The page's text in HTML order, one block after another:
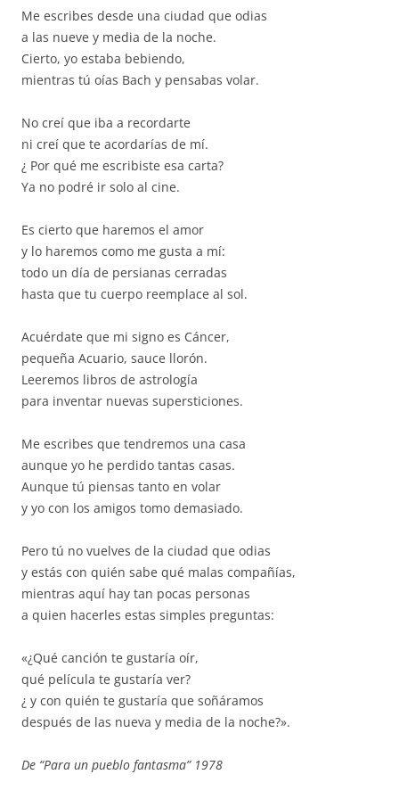
Me escribes desde una ciudad que odias
a las nueve y media de la noche.
Cierto, yo estaba bebiendo,
mientras tú oías Bach y pensabas volar.
No creí que iba a recordarte
ni creí que te acordarías de mí.
¿ Por qué me escribiste esa carta?
Ya no podré ir solo al cine.
Es cierto que haremos el amor
y lo haremos como me gusta a mí:
todo un día de persianas cerradas
hasta que tu cuerpo reemplace al sol.
Acuérdate que mi signo es Cáncer,
pequeña Acuario, sauce llorón.
Leeremos libros de astrología
para inventar nuevas supersticiones.
Me escribes que tendremos una casa
aunque yo he perdido tantas casas.
Aunque tú piensas tanto en volar
y yo con los amigos tomo demasiado.
Pero tú no vuelves de la ciudad que odias
y estás con quién sabe qué malas compañías,
mientras aquí hay tan pocas personas
a quien hacerles estas simples preguntas:
«¿Qué canción te gustaría oír,
qué película te gustaría ver?
¿ y con quién te gustaría que soñáramos
después de las nueva y media de la noche?».
De “Para un pueblo fantasma” 1978